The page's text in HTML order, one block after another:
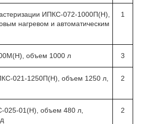
ИПКС-072-1000П(Н),
нагревом и автоматическим
1
объем 1000 л 3
021-1250П(Н), объем 1250 л,
2
025-01(Н), объем 480 л,
2